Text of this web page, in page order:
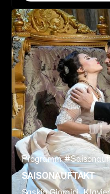
Programm #
SAISONAUFTAKT